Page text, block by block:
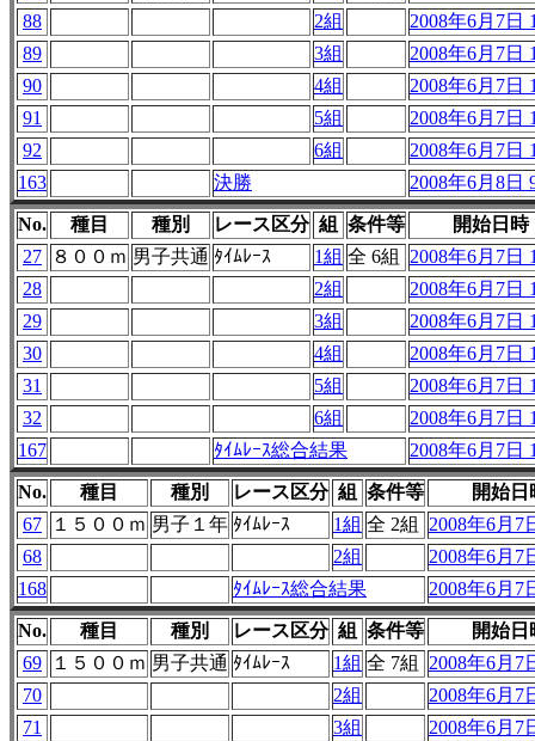
88
2組
2008年6月7日
89
3組
2008年6月7日
90
4組
2008年6月7日
91
5組
2008年6月7日
92
6組
2008年6月7日
163
決勝 2008年6月8日
No. 種目 種別 レース区分 組 条件等
開始日時
27
８００ｍ 男子共通 ﾀｲﾑﾚｰｽ 1組 全 6組
2008年6月7日
28
2組
2008年6月7日
29
3組
2008年6月7日
30
4組
2008年6月7日
31
5組
2008年6月7日
32
6組
2008年6月7日
167
ﾀｲﾑﾚｰｽ総合結果 2008年6月7日
No. 種目 種別 レース区分 組 条件等
開始日
67
１５００ｍ 男子１年 ﾀｲﾑﾚｰｽ 1組 全 2組
2008年6月7
68
2組
2008年6月7
168
ﾀｲﾑﾚｰｽ総合結果 2008年6月7
No. 種目 種別 レース区分 組 条件等
開始日
69
１５００ｍ 男子共通 ﾀｲﾑﾚｰｽ 1組 全 7組
2008年6月7
70
2組
2008年6月7
71
3組
2008年6月7